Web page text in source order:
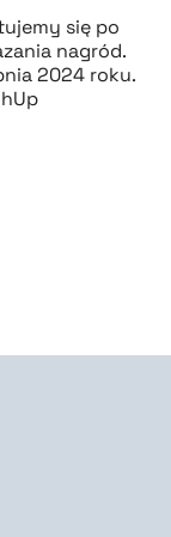
się po
nagród.
2024 roku.